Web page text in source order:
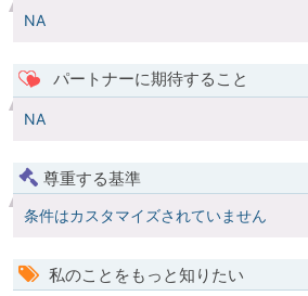
NA
パートナーに期待すること
NA
尊重する基準
条件はカスタマイズされていません
私のことをもっと知りたい